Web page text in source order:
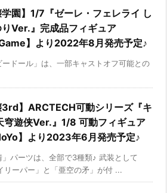
学園】1/7『ゼーレ・フェレライ し
りVer.』完成品フィギュア
】より2022年8月発売予定♪
ードール」は、一部キャストオフ可能との
3rd】ARCTECH可動シリーズ『キ
穹遊侠Ver.』1/8 可動フィギュア
】より2023年6月発売予定♪
」パーツは、全部で3種類♪ 武装として
リーパー」と「亜空の矛」が付 ...